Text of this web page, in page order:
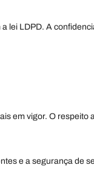
lei LDPD. A
em vigor. O respeito
e a segurança de